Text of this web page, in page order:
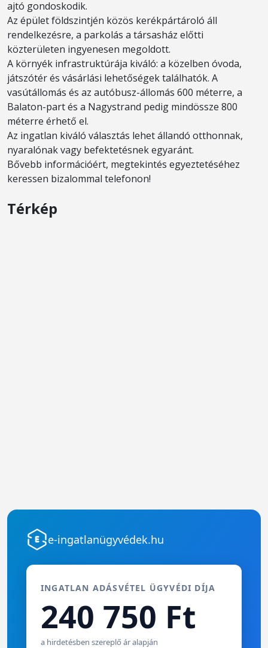
ajtó gondoskodik.
Az épület földszintjén közös kerékpártároló áll
rendelkezésre, a parkolás a társasház előtti
közterületen ingyenesen megoldott.
A környék infrastruktúrája kiváló: a közelben óvoda,
játszótér és vásárlási lehetőségek találhatók. A
vasútállomás és az autóbusz-állomás 600 méterre, a
Balaton-part és a Nagystrand pedig mindössze 800
méterre érhető el.
Az ingatlan kiváló választás lehet állandó otthonnak,
nyaralónak vagy befektetésnek egyaránt.
Bővebb információért, megtekintés egyeztetéséhez
keressen bizalommal telefonon!
Térkép
e-ingatlanügyvédek.hu
INGATLAN ADÁSVÉTEL ÜGYVÉDI DÍJA
240 750 Ft
a hirdetésben szereplő ár alapján